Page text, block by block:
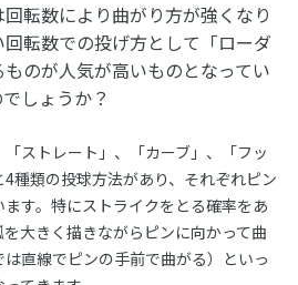
転数により曲がり方が強くなり
転数での投げ方として「ローダ
のが人気が高いものとなってい
しょうか？
ストレート」、「カーブ」、「フッ
種類の投球方法があり、それぞれピン
す。特にストライクをとる確率をあ
大きく描きながらピンに向かって曲
直線でピンの手前で曲がる）といっ